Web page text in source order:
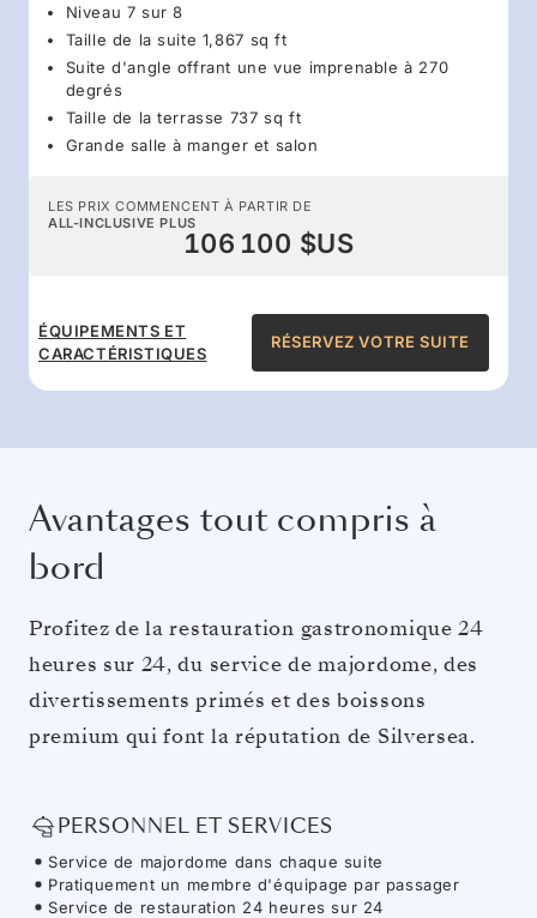
Niveau 7 sur 8
Taille de la suite 1,867 sq ft
Suite d'angle offrant une vue imprenable à 270
degrés
Taille de la terrasse 737 sq ft
Grande salle à manger et salon
LES PRIX COMMENCENT À PARTIR DE
ALL-INCLUSIVE PLUS
106 100 $US
ÉQUIPEMENTS ET
CARACTÉRISTIQUES
RÉSERVEZ VOTRE SUITE
Avantages tout compris à
bord
Profitez de la restauration gastronomique 24
heures sur 24, du service de majordome, des
divertissements primés et des boissons
premium qui font la réputation de Silversea.
PERSONNEL ET SERVICES
Service de majordome dans chaque suite
Pratiquement un membre d'équipage par passager
Service de restauration 24 heures sur 24